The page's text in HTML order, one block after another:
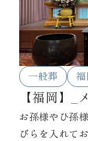
一般葬 福
【福岡】_
お孫様やひ孫
びらを入れて